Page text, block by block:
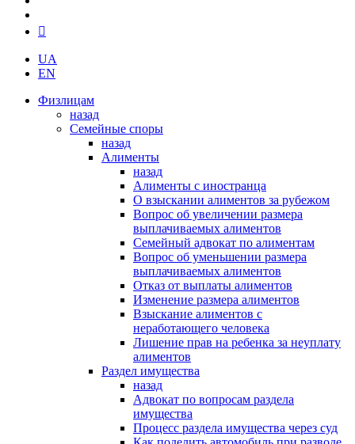
UA
EN
Физлицам
назад
Семейные споры
назад
Алименты
назад
Алименты с иностранца
О взыскании алиментов за рубежом
Вопрос об увеличении размера
выплачиваемых алиментов
Семейный адвокат по алиментам
Вопрос об уменьшении размера
выплачиваемых алиментов
Отказ от выплаты алиментов
Изменение размера алиментов
Взыскание алиментов с
неработающего человека
Лишение прав на ребенка за неуплату
алиментов
Раздел имущества
назад
Адвокат по вопросам раздела
имущества
Процесс раздела имущества через суд